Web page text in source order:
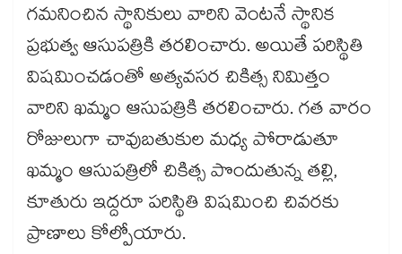
గమనించిన స్థానికులు వారిని వెంటనే స్థానిక
ప్రభుత్వ ఆసుపత్రికి తరలించారు. అయితే పరిస్థితి
విషమించడంతో అత్యవసర చికిత్స నిమిత్తం
వారిని ఖమ్మం ఆసుపత్రికి తరలించారు. గత వారం
రోజులుగా చావుబతుకుల మధ్య పోరాడుతూ
ఖమ్మం ఆసుపత్రిలో చికిత్స పొందుతున్న తల్లి,
కూతురు ఇద్దరూ పరిస్థితి విషమించి చివరకు
ప్రాణాలు కోల్పోయారు.